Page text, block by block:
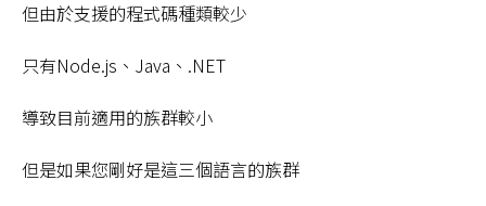
但由於支援的程式碼種類較少
只有Node.js、Java、.NET
導致目前適用的族群較小
但是如果您剛好是這三個語言的族群